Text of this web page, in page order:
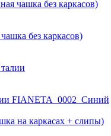
без каркасов)
FIANETA_0002_Синий